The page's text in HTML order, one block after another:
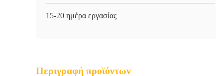
15-20 ημέρα εργασίας
Περιγραφή προϊόντων